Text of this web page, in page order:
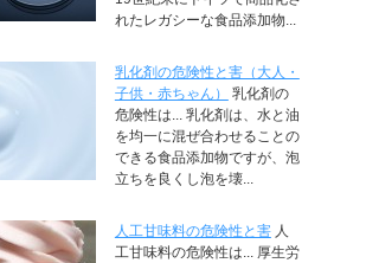
れたレガシーな食品添加物...
乳化剤の危険性と害（大人・
子供・赤ちゃん）
乳化剤の
危険性は... 乳化剤は、水と油
を均一に混ぜ合わせることの
できる食品添加物ですが、泡
立ちを良くし泡を壊...
人工甘味料の危険性と害 人
工甘味料の危険性は... 厚生労